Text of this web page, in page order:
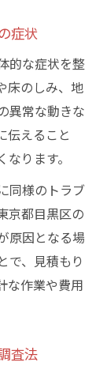
め方
ント
まとめ
ミング
方法
イント
対応流れ
症状
的な症状を整
床のしみ、地
異常な動きな
伝えること
ります。
同様のトラブ
京都目黒区の
原因となる場
で、見積もり
な作業や費用
査法